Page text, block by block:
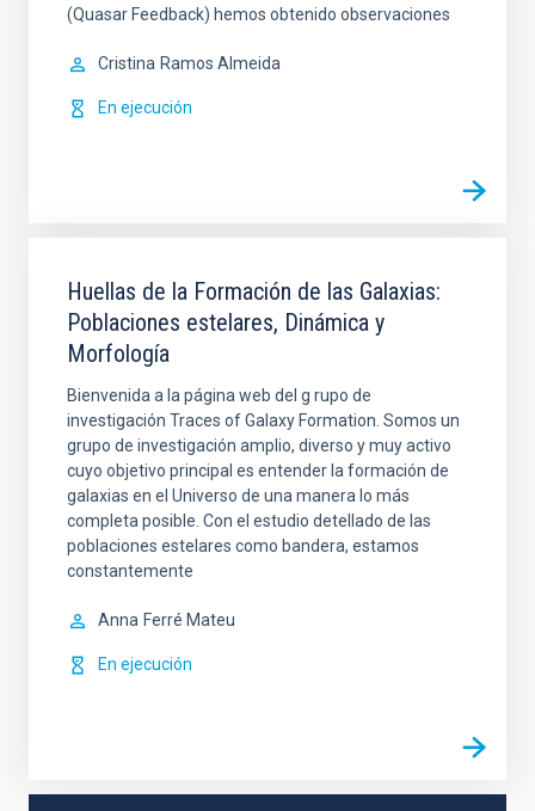
(Quasar Feedback) hemos obtenido observaciones
Cristina Ramos Almeida
En ejecución
Huellas de la Formación de las Galaxias:
Poblaciones estelares, Dinámica y
Morfología
Bienvenida a la página web del g rupo de
investigación Traces of Galaxy Formation. Somos un
grupo de investigación amplio, diverso y muy activo
cuyo objetivo principal es entender la formación de
galaxias en el Universo de una manera lo más
completa posible. Con el estudio detellado de las
poblaciones estelares como bandera, estamos
constantemente
Anna Ferré Mateu
En ejecución